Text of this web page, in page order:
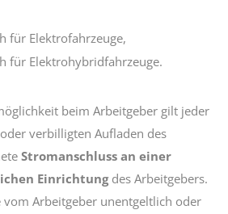
für Elektrofahrzeuge,
für Elektrohybridfahrzeuge.
beim Arbeitgeber gilt jeder
verbilligten Aufladen des
Stromanschluss an einer
Einrichtungdes Arbeitgebers.
vom Arbeitgeber unentgeltlich oder